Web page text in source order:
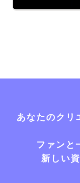
あなたのクリ
ファンと
新しい